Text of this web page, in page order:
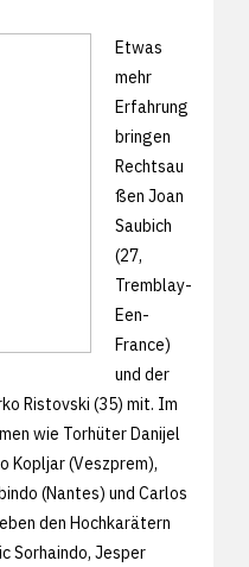
Etwas
mehr
Erfahrung
bringen
Rechtsau
ßen Joan
Saubich
(27,
Tremblay-
Een-
France)
und der
Ristovski (35) mit. Im
wie Torhüter Danijel
Kopljar (Veszprem),
(Nantes) und Carlos
den Hochkarätern
Sorhaindo, Jesper